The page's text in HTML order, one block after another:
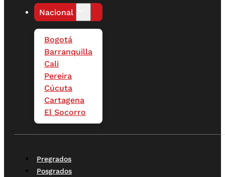
Nacional
Bogotá
Barranquilla
Cali
Pereira
Cúcuta
Cartagena
El Socorro
Pregrados
Posgrados